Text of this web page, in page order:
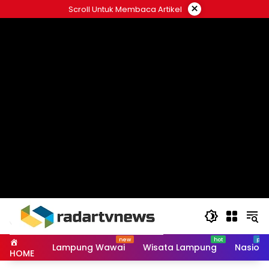
to
Scroll Untuk Membaca Artikel ×
HOME Lampung Wawai Wisata Lampung